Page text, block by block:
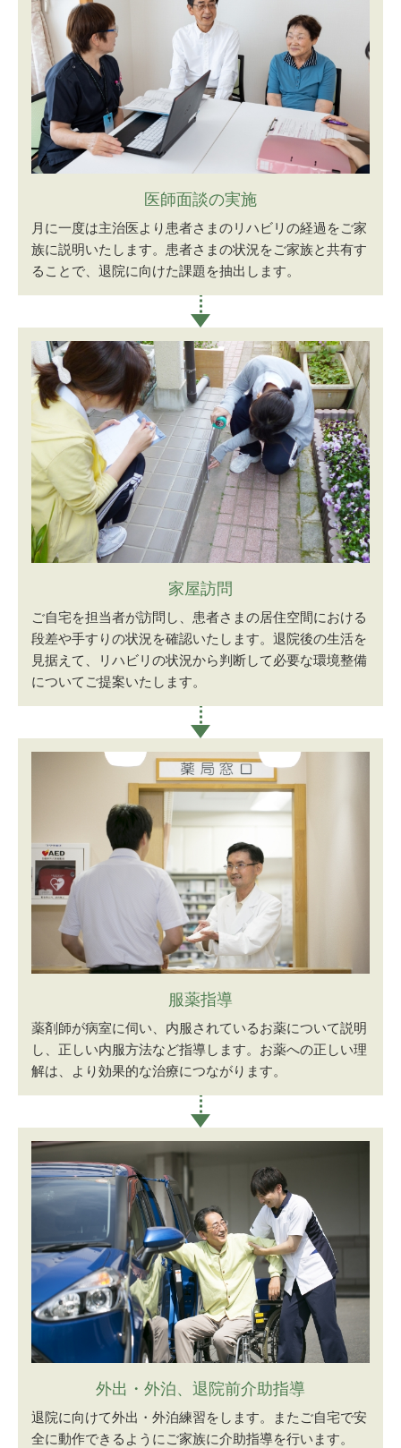
医師面談の実施
月に一度は主治医より患者さまのリハビリの経過をご家
族に説明いたします。患者さまの状況をご家族と共有す
ることで、退院に向けた課題を抽出します。
家屋訪問
ご自宅を担当者が訪問し、患者さまの居住空間における
段差や手すりの状況を確認いたします。退院後の生活を
見据えて、リハビリの状況から判断して必要な環境整備
についてご提案いたします。
服薬指導
薬剤師が病室に伺い、内服されているお薬について説明
し、正しい内服方法など指導します。お薬への正しい理
解は、より効果的な治療につながります。
外出・外泊、退院前介助指導
退院に向けて外出・外泊練習をします。またご自宅で安
全に動作できるようにご家族に介助指導を行います。